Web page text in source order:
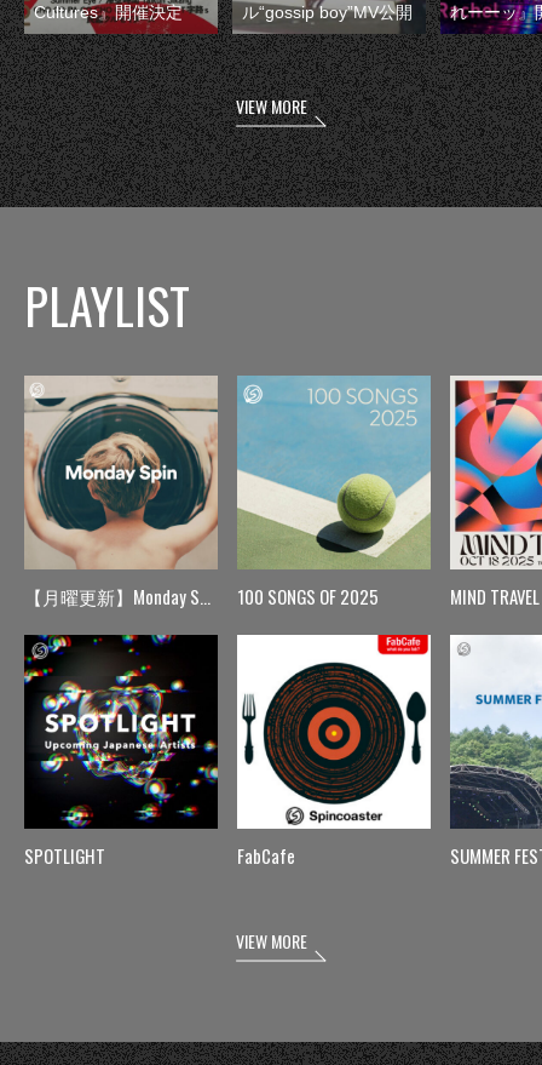
Cultures』開催決定
ル“gossip boy”MV公開
れーーッ』
VIEW MORE
PLAYLIST
【月曜更新】Monday Spin
SPOTLIGHT
100 SONGS OF 2025
FabCafe
MIND TRAVEL
SUMMER
VIEW MORE